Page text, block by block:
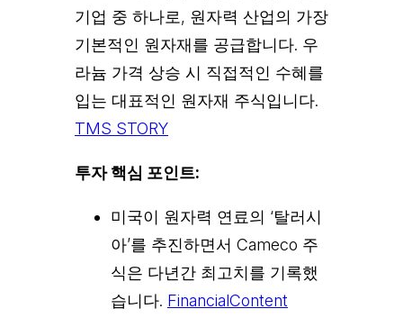
기업 중 하나로, 원자력 산업의 가장
기본적인 원자재를 공급합니다. 우
라늄 가격 상승 시 직접적인 수혜를
입는 대표적인 원자재 주식입니다.
TMS STORY
투자 핵심 포인트:
미국이 원자력 연료의 ‘탈러시
아’를 추진하면서 Cameco 주
식은 다년간 최고치를 기록했
습니다. FinancialContent